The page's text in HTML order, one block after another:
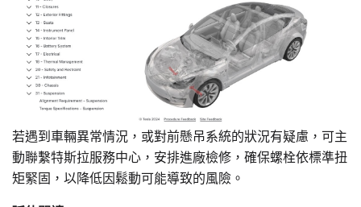
若遇到車輛異常情況，或對前懸吊系統的狀況有疑慮，可主
動聯繫特斯拉服務中心，安排進廠檢修，確保螺栓依標準扭
矩緊固，以降低因鬆動可能導致的風險。